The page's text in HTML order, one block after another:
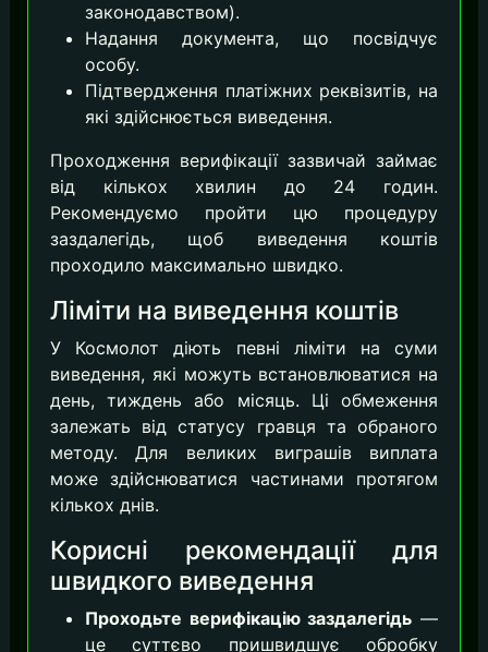
законодавством).
Надання документа, що посвідчує
особу.
Підтвердження платіжних реквізитів, на
які здійснюється виведення.
Проходження верифікації зазвичай займає
від кількох хвилин до 24 годин.
Рекомендуємо пройти цю процедуру
заздалегідь, щоб виведення коштів
проходило максимально швидко.
Ліміти на виведення коштів
У Космолот діють певні ліміти на суми
виведення, які можуть встановлюватися на
день, тиждень або місяць. Ці обмеження
залежать від статусу гравця та обраного
методу. Для великих виграшів виплата
може здійснюватися частинами протягом
кількох днів.
Корисні рекомендації для
швидкого виведення
Проходьте верифікацію заздалегідь —
це суттєво пришвидшує обробку